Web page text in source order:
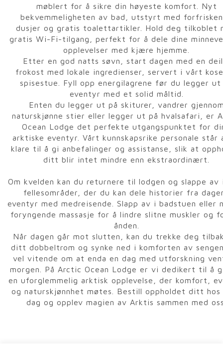
møblert for å sikre din høyeste komfort. Nyt
bekvemmeligheten av bad, utstyrt med
dusjer og gratis toalettartikler. Hold deg tilkoblet
gratis Wi-Fi-tilgang, perfekt for å dele dine
opplevelser med kjære hjemme.
Etter en god natts søvn, start dagen med en
frokost med lokale ingredienser, servert i vårt
spisestue. Fyll opp energilagrene før du legger ut
eventyr med et solid måltid.
Enten du legger ut på skiturer, vandrer
naturskjønne stier eller legger ut på hvalsafari, er
Ocean Lodge det perfekte utgangspunktet for
arktiske eventyr. Vårt kunnskapsrike personale står
klare til å gi anbefalinger og assistanse, slik at
ditt blir intet mindre enn ekstraordinært.
Om kvelden kan du returnere til lodgen og slappe av
fellesområder, der du kan dele historier fra
eventyr med medreisende. Slapp av i badstuen eller
foryngende massasje for å lindre slitne muskler og
ånden.
Når dagen går mot slutten, kan du trekke deg
ditt dobbeltrom og synke ned i komforten av
vel vitende om at enda en dag med utforskning
morgen. På Arctic Ocean Lodge er vi dedikert til å
en uforglemmelig arktisk opplevelse, der komfort,
og naturskjønnhet møtes. Bestill oppholdet ditt hos
dag og opplev magien av Arktis sammen med